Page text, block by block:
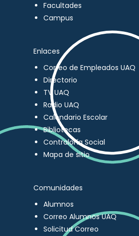
Facultades
Campus
Enlaces
Correo de Empleados UAQ
Directorio
TV UAQ
Radio UAQ
Calendario Escolar
Bibliotecas
Contraloría Social
Mapa de sitio
Comunidades
Alumnos
Correo Alumnos UAQ
Solicitud Correo